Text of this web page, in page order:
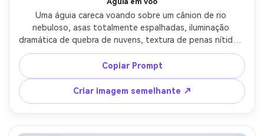
Uma águia careca voando sobre um cânion de rio
nebuloso, asas totalmente espalhadas, iluminação
dramática de quebra de nuvens, textura de penas nítidas,
movimento sutil apenas no fundo, tirado em Nikon Z9
com 400mm f/2.8, olhar de alta velocidade do obturador,
contraste cinematográfico, composição de regra de
terços, tiro de ação da vida selvagem fotorealista, olhos
afiados, grau de cor fresco-AR 4:5
Copiar Prompt
Criar imagem semelhante ↗